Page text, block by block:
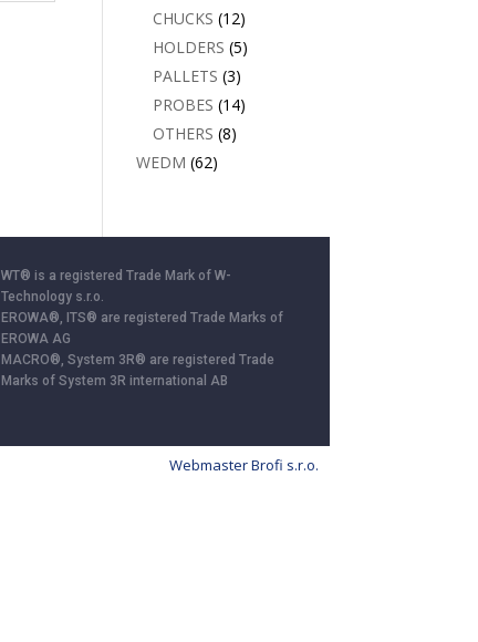
CHUCKS (12)
HOLDERS (5)
PALLETS (3)
PROBES (14)
OTHERS (8)
WEDM (62)
WT® is a registered Trade Mark of W-
Technology s.r.o.
EROWA®, ITS® are registered Trade Marks of
EROWA AG
MACRO®, System 3R® are registered Trade
Marks of System 3R international AB
Webmaster Brofi s.r.o.